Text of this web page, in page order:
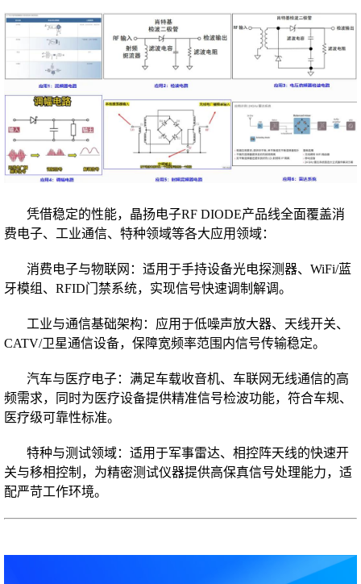
凭借稳定的性能，晶扬电子RF DIODE产品线全面覆盖消
费电子、工业通信、特种领域等各大应用领域：
消费电子与物联网：适用于手持设备光电探测器、WiFi/蓝
牙模组、RFID门禁系统，实现信号快速调制解调。
工业与通信基础架构：应用于低噪声放大器、天线开关、
CATV/卫星通信设备，保障宽频率范围内信号传输稳定。
汽车与医疗电子：满足车载收音机、车联网无线通信的高
频需求，同时为医疗设备提供精准信号检波功能，符合车规、
医疗级可靠性标准。
特种与测试领域：适用于军事雷达、相控阵天线的快速开
关与移相控制，为精密测试仪器提供高保真信号处理能力，适
配严苛工作环境。